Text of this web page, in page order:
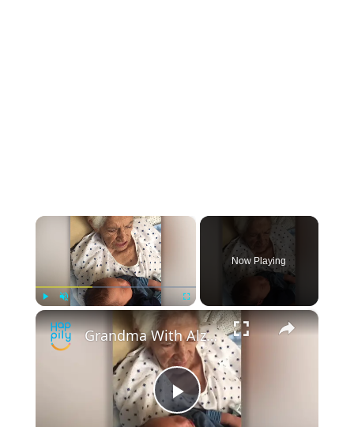
×
Fullscreen
Now Playing
×
P
Grandma With Alzheimer's Sings Childhood Song To Grandson | Happily TV